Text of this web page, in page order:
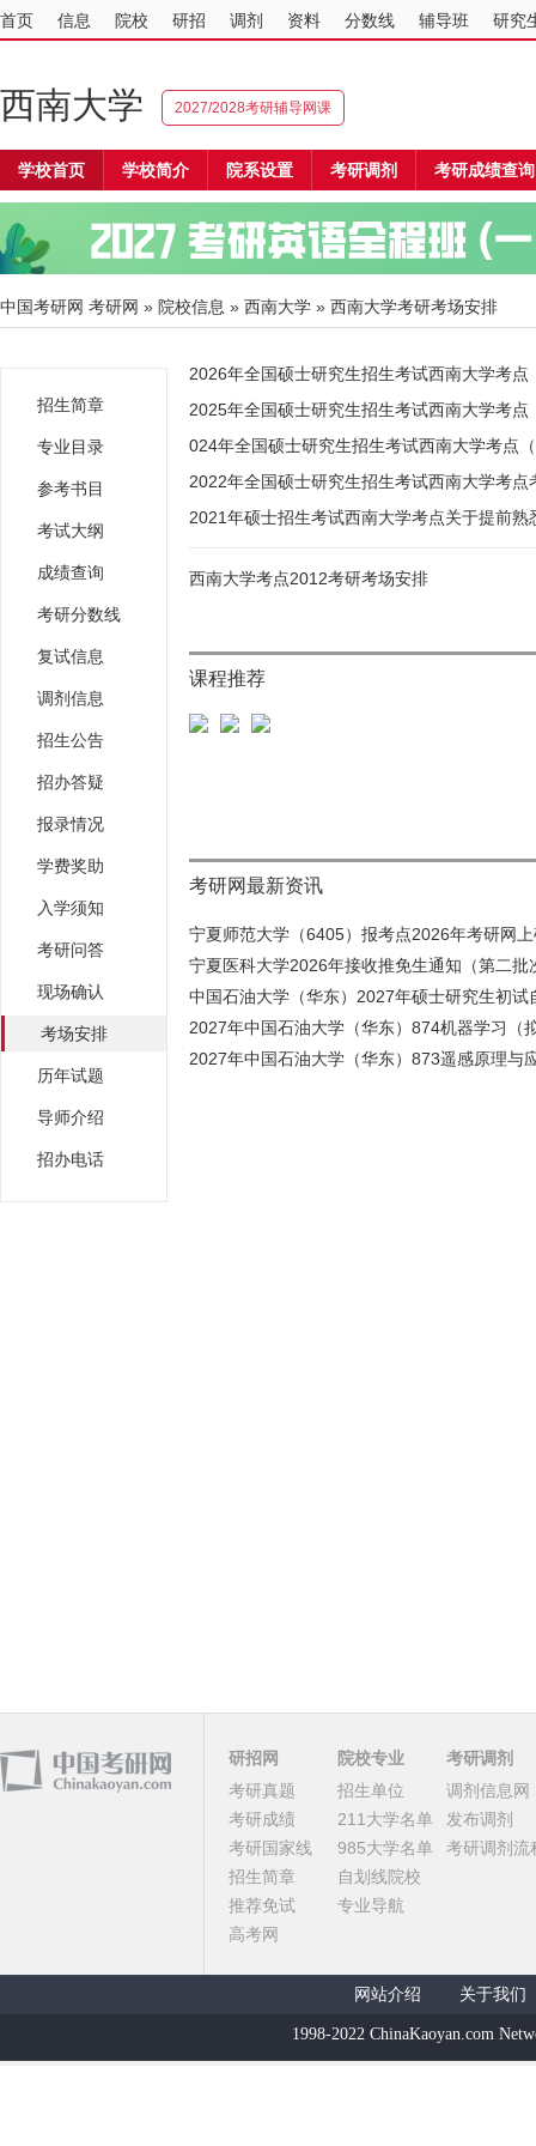
首页 信息 院校 研招 调剂 资料 分数线 辅导班 研究
西南大学 2027/2028考研辅导网课
学校首页 学校简介 院系设置 考研调剂 考研成绩查询
中国考研网 考研网 » 院校信息 » 西南大学 » 西南大学考研考场安排
招生简章
专业目录
参考书目
考试大纲
成绩查询
考研分数线
复试信息
调剂信息
招生公告
招办答疑
报录情况
学费奖助
入学须知
考研问答
现场确认
考场安排
历年试题
导师介绍
招办电话
2026年全国硕士研究生招生考试西南大学考点
2025年全国硕士研究生招生考试西南大学考点
024年全国硕士研究生招生考试西南大学考点
2022年全国硕士研究生招生考试西南大学考点
2021年硕士招生考试西南大学考点关于提前熟
西南大学考点2012考研考场安排
课程推荐
考研网最新资讯
宁夏师范大学（6405）报考点2026年考研网
宁夏医科大学2026年接收推免生通知（第二批
中国石油大学（华东）2027年硕士研究生初试
2027年中国石油大学（华东）874机器学习（
2027年中国石油大学（华东）873遥感原理与
研招网
考研真题
考研成绩
考研国家线
招生简章
推荐免试
高考网
院校专业
招生单位
211大学名单
985大学名单
自划线院校
专业导航
考研调剂
调剂信息网
发布调剂
考研调剂流
网站介绍 关于我们
1998-2022 ChinaKaoyan.com